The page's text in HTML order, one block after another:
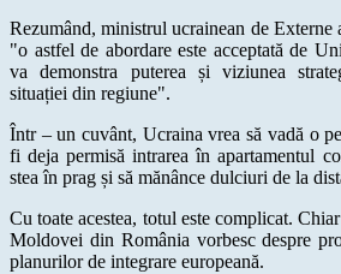
Rezumând, ministrul ucrainean de Externe
"o astfel de abordare este acceptată de
va demonstra puterea și viziunea
situației din regiune".
Într – un cuvânt, Ucraina vrea să vadă o
fi deja permisă intrarea în apartamentul
stea în prag și să mănânce dulciuri de la
Cu toate acestea, totul este complicat.
Moldovei din România vorbesc despre
planurilor de integrare europeană.